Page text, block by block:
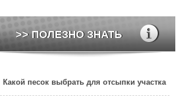
>> ПОЛЕЗНО ЗНАТЬ
Какой песок выбрать для отсыпки участка